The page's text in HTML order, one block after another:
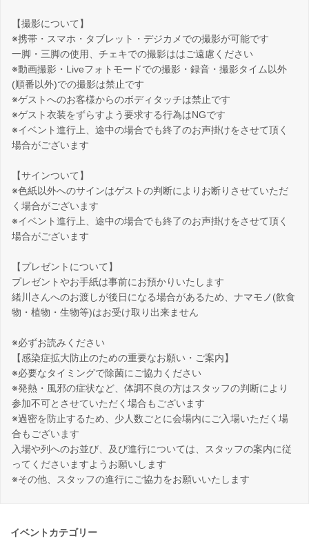
【撮影について】
※携帯・スマホ・タブレット・デジカメでの撮影が可能です
一脚・三脚の使用、チェキでの撮影ははご遠慮ください
※動画撮影・Liveフォトモードでの撮影・録音・撮影タイム以外
(順番以外)での撮影は禁止です
※ゲストへのお客様からのボディタッチは禁止です
※ゲスト衣装をずらすよう要求する行為はNGです
※イベント進行上、途中の場合でも終了のお声掛けをさせて頂く
場合がございます
【サインついて】
※色紙以外へのサインはゲストの判断によりお断りさせていただ
く場合がございます
※イベント進行上、途中の場合でも終了のお声掛けをさせて頂く
場合がございます
【プレゼントについて】
プレゼントやお手紙は事前にお預かりいたします
緒川さんへのお渡しが後日になる場合があるため、ナマモノ(飲食
物・植物・生物等)はお受け取り出来ません
※必ずお読みください
【感染症拡大防止のための重要なお願い・ご案内】
※必要なタイミングで除菌にご協力ください
※発熱・風邪の症状など、体調不良の方はスタッフの判断により
参加不可とさせていただく場合もございます
※過密を防止するため、少人数ごとに会場内にご入場いただく場
合もございます
入場や列へのお並び、及び進行については、スタッフの案内に従
ってくださいますようお願いします
※その他、スタッフの進行にご協力をお願いいたします
イベントカテゴリー